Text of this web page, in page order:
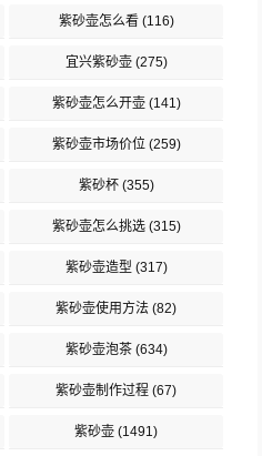
紫砂壶怎么看(116)
宜兴紫砂壶(275)
紫砂壶怎么开壶(141)
紫砂壶市场价位 (259)
紫砂杯(355)
紫砂壶怎么挑选(315)
紫砂壶造型 (317)
紫砂壶使用方法 (82)
紫砂壶泡茶(634)
紫砂壶制作过程 (67)
紫砂壶 (1491)